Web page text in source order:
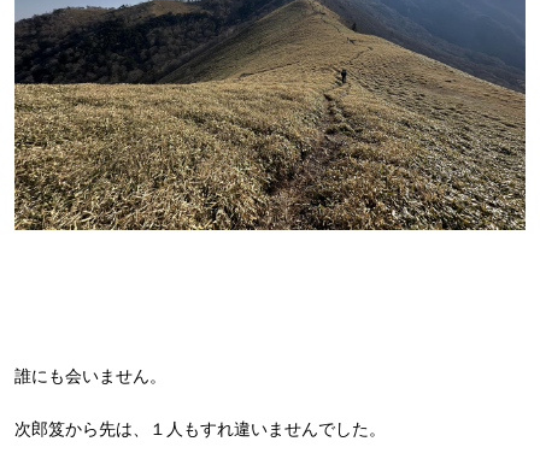
誰にも会いません。
次郎笈から先は、１人もすれ違いませんでした。